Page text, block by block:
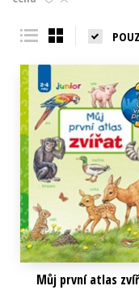
Young adult (SK)
Můj první atlas